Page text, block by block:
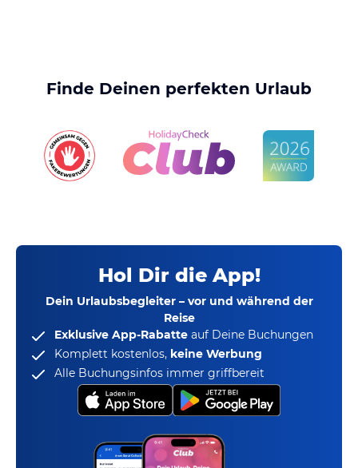
Finde Deinen perfekten Urlaub
Hol Dir die App!
Dein Urlaubsbegleiter – vor und während der
Reise
Exklusive App-Rabatte auf Deine Buchungen
Komplett kostenlos, keine Werbung
Alle Buchungsinfos immer griffbereit